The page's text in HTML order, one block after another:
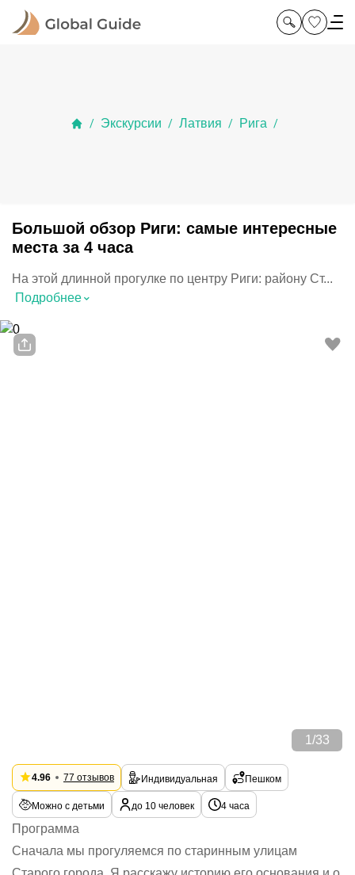
/ Экскурсии / Латвия / Рига /
Большой обзор Риги: самые интересные
места за 4 часа
На этой длинной прогулке по центру Риги: району Ст...
Подробнее⌃
1 /33
4.96 77 отзывов Индивидуальная Пешком
Можно с детьми до 10 человек 4 часа
Программа
Сначала мы прогуляемся по старинным улицам